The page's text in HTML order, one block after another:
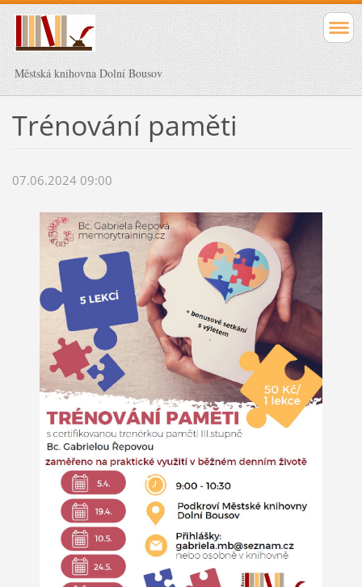
Městská knihovna Dolní Bousov
Trénování paměti
07.06.2024 09:00